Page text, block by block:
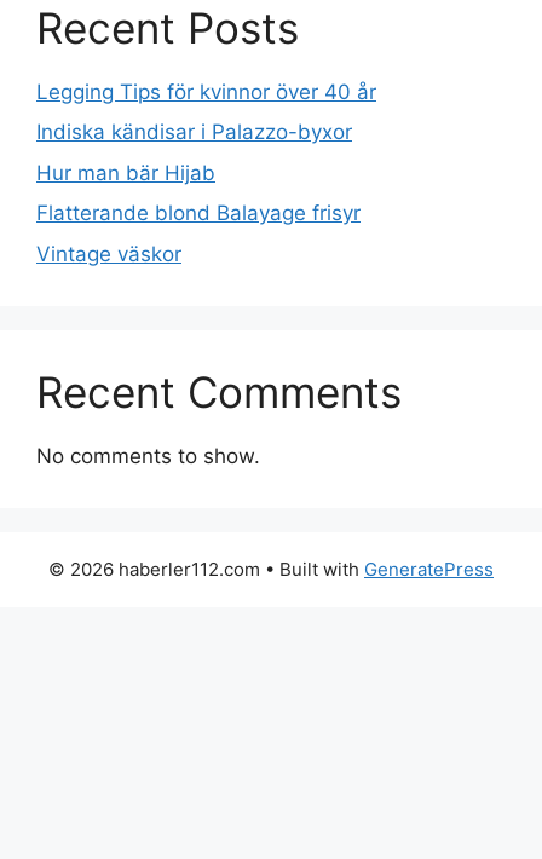
Recent Posts
Legging Tips för kvinnor över 40 år
Indiska kändisar i Palazzo-byxor
Hur man bär Hijab
Flatterande blond Balayage frisyr
Vintage väskor
Recent Comments
No comments to show.
© 2026 haberler112.com • Built with GeneratePress